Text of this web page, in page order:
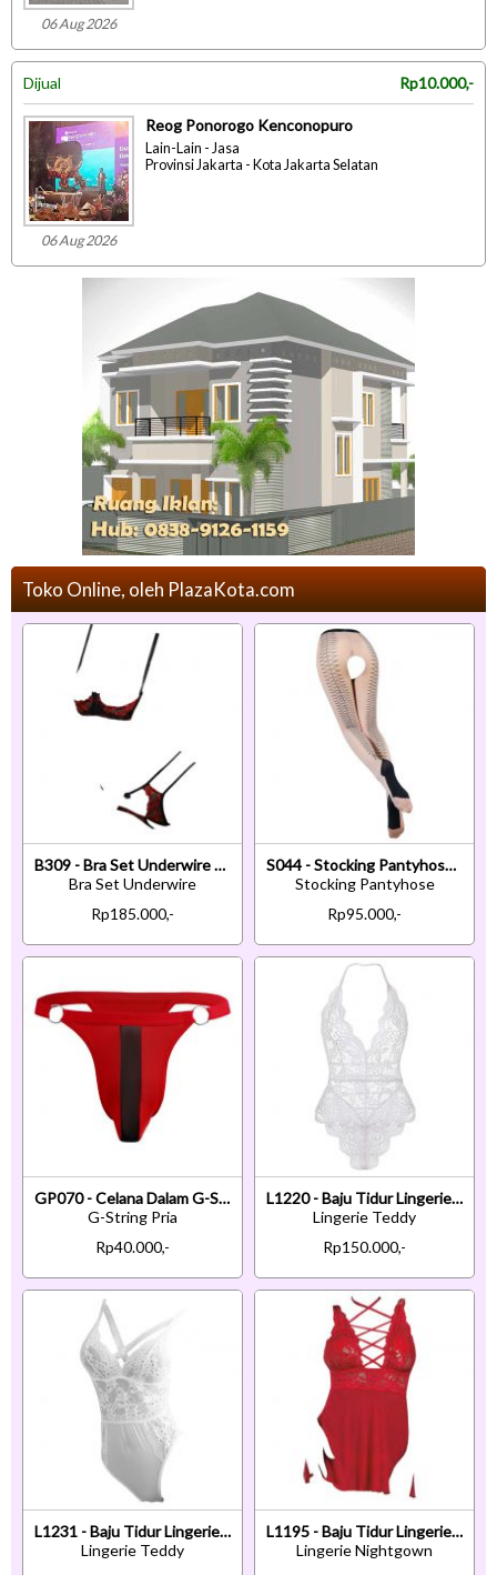
06 Aug 2026
Dijual Rp10.000,-
06 Aug 2026
Reog Ponorogo Kenconopuro
Lain-Lain - Jasa
Provinsi Jakarta - Kota Jakarta Selatan
Toko Online, oleh PlazaKota.com
B309 - Bra Set Underwire Kawat Open Cup Hitam Transparan Celana Dalam Crotchless Bordir Bunga Merah
Bra Set Underwire
Rp185.000,-
S044 - Stocking Pantyhose Krem Transparan Crotchless Silang-Silang Hitam
Stocking Pantyhose
Rp95.000,-
GP070 - Celana Dalam G-String Pria Merah List Hitam Transparan
G-String Pria
Rp40.000,-
L1220 - Baju Tidur Lingerie Teddy Bodysuit Dress Halter Putih Transparan
Lingerie Teddy
Rp150.000,-
L1231 - Baju Tidur Lingerie Teddy Bodysuit Dress Putih Transparan
Lingerie Teddy
L1195 - Baju Tidur Lingerie Nightgown Sleepwear Midi Dress Merah Transparan
Lingerie Nightgown